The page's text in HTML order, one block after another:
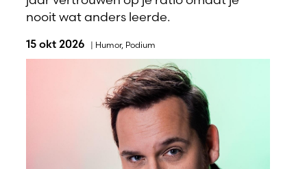
nooit wat anders leerde.
15 okt 2026 | Humor, Podium